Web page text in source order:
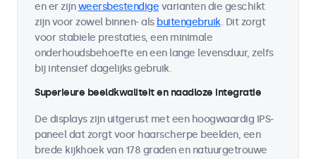
en er zijnweersbestendige varianten die geschikt
zijn voor zowel binnen- als buitengebruik. Dit zorgt
voor stabiele prestaties, een minimale
onderhoudsbehoefte en een lange levensduur, zelfs
bij intensief dagelijks gebruik.
Superieure beeldkwaliteit en naadloze integratie
De displays zijn uitgerust met een hoogwaardig IPS-
paneel dat zorgt voor haarscherpe beelden, een
brede kijkhoek van 178 graden en natuurgetrouwe